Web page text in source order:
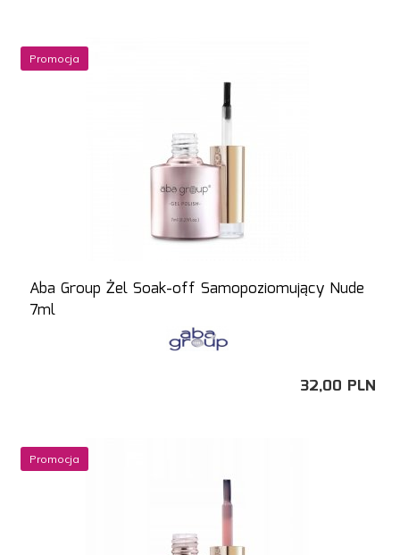
Promocja
Aba Group Żel Soak-off Samopoziomujący Nude
7ml
32,00 PLN
Promocja